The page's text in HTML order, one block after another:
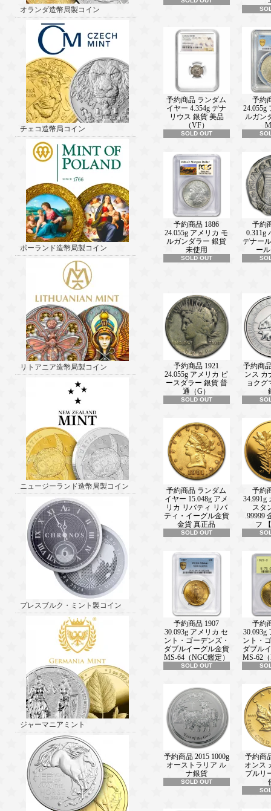
オランダ造幣局製コイン
チェコ造幣局コイン
ポーランド造幣局製コイン
リトアニア造幣局製コイン
ニュージーランド造幣局製コイン
プレスブルク・ミント製コイン
ジャーマニアミント
ルアニマル 彩色 銀貨 プルーフ 販売
2025 17.5グラム ニウエ 世界平和 琥
銀貨 プルーフ 販売中！ 新着情報■
───────────────(2025/05/16)
2025 3オンス ニウエ ジェダイの帰
ォーズ 彩色 銀貨 プルーフ 【proof
未使用 販売中！ 新着情報■
───────────────(2025/05/01)
2025 3オンス ニウエ マイクとサリ
で ：ディズニー モンスターズイン
プルーフ 販売中！ 新着情報■
───────────────(2025/04/25)
2024 17.5グラム カメルーン共和国
ックプルーフ 販売中！ 新着情報■
───────────────(2025/04/17)
2025 1オンス ニウエ ジャックとガ
ー シンデレラ75周年記念 彩色 銀貨
売中！ 新着情報■
───────────────(2025/04/11)
副島先生の講演会は、おかげさまで
おります。誠に申し訳ございません
承くださいませ。 新着情報■
───────────────(2025/04/11)
お電話での対応時間は、10:00～
奈川沖浪裏 銀貨販売中！！ 新着情
───────────────(2025/3/06)
2016 イギリス 女王エリザベス2世生
ンドプラチナ プルーフ 【Proof】
中！ 新着情報■
───────────────(2025/2/21)
ポーランドのジャーマニアミントが
州ゲルマニア地域を擬人化した女神
毎年デザインを変えながら製造して
ニア円形銀の2025年版が発売されま
報■ ───────────────(2025/2/
貨 プルーフ 【proof】 販売中！ 新
───────────────(2025/2/05)
野口コインは大相撲を応援していま
報■ ───────────────(2025/1/
2024 1オンス ニウエ DCヴィランズ
イン 彩色 銀貨 プルーフ 【proof】 2
使用発売中！！ 新着情報■
───────────────(2025/1/9)
2023 2オンス ニウエ ルーニーテュ
ュアップシリーズ カサブランカ 銀
【Proof】 5ドル 新品未使用 【特選
新着情報■
2025 1オンス ニウエ チェコのライ
───────────────(2024/12/19)
Rand Refineryの正規販売店になりま
着情報■
2024 17.5グラム ニウエ ウサギ：精
貨 プルーフ 【proof】 1ドル 新品未
中！！ 新着情報■
───────────────(2024/12/05)
2025 1.5オンス×2 ニウエ 愛はウォ
ブ：ディズニー 彩色 【2枚セット】
フ 【proof】 2ドル 新品未使用 発売
報■ ───────────────(2024/
2024 14.14グラム ニウエ 信仰の天
ドル 新品未使用 発売中！！ 新着情
───────────────(2024/11/21)
買取価格更新を8：30に繰り上げま
報■ ───────────────(2024/
2025 10オンス カナダ 輝くメープル
ンクゴールドメッキ 銀貨 プルーフ
ドル 新品未使用 発売中！！
新着情報■
2024 22.2グラム フランス ライオン
記念 彩色 銀貨 プルーフ 【proof】
予約商品 ランダム
イヤー 4.354g デナ
リウス 銀貨 美品
（VF）
SOLD OUT
予約
24.055g
ルガン
予約商品 1886
24.055g アメリカ モ
ルガンダラー 銀貨
未使用
SOLD OUT
予約
0.311g
デナー
ー
予約商品 1921
24.055g アメリカ ピ
ースダラー 銀貨 普
通（G）
SOLD OUT
予約商
ンス カ
ョクグ
予約商品 ランダム
イヤー 15.048g アメ
リカ リバティ リバ
ティ・イーグル金貨
金貨 真正品
SOLD OUT
予約
34.991g
スタ
.99999
フ
予約商品 1907
30.093g アメリカ セ
ント・ゴーデンズ・
ダブルイーグル金貨
MS-64（NGC鑑定）
SOLD OUT
予約
30.093g
ント・
ダブル
MS-62
予約商品 2015 1000g
オーストラリア ル
ナ銀貨
SOLD OUT
予約商
オンス
プルリ